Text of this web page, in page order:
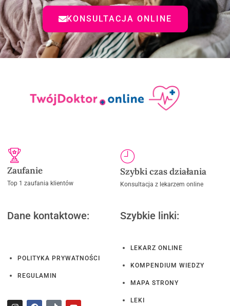
KONSULTACJA ONLINE
Zaufanie
Top 1 zaufania klientów
Szybki czas działania
Konsultacja z lekarzem online
Dane kontaktowe:
POLITYKA PRYWATNOŚCI
REGULAMIN
Szybkie linki:
LEKARZ ONLINE
KOMPENDIUM WIEDZY
MAPA STRONY
LEKI